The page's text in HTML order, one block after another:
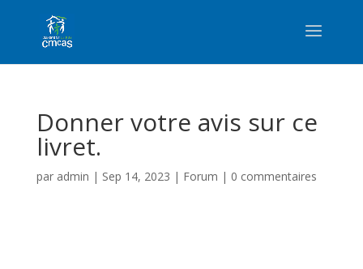
Donner votre avis sur ce
livret.
par admin | Sep 14, 2023 | Forum | 0 commentaires